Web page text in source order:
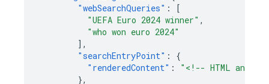
"webSearchQueries" :
[
"UEFA Euro 2024 winner" ,
"who won euro 2024"
],
"searchEntryPoint" :
{
"renderedContent" :
"<!-- HTML and
},